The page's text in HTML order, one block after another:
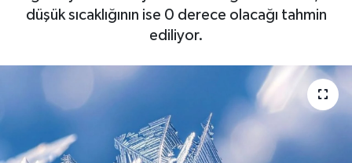
düşük sıcaklığının ise 0 derece olacağı tahmin
ediliyor.
EGE
EĞİTİM
EKOLOJİ VE ÇEVRE